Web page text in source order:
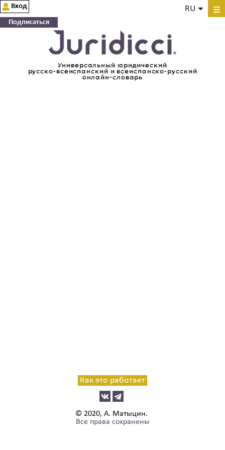
Универсальный юридический
русско-всеиспанский и всеиспанско-русский
онлайн-словарь
RU
Вход
Подписаться
Как это работает
© 2020, А. Матыцин.
Все права сохранены